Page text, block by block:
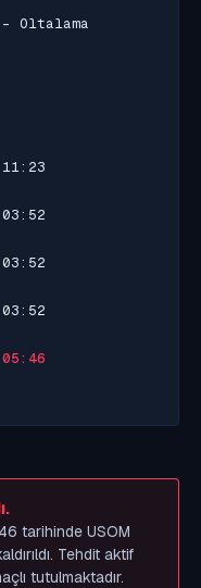
- Oltalama
tarihinde USOM
Tehdit aktif
tutulmaktadır.